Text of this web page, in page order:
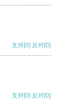
支持[0] 反对[0]
支持[0] 反对[0]